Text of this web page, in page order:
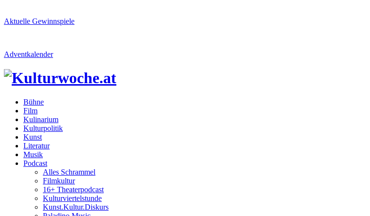
Aktuelle Gewinnspiele
Adventkalender
Bühne
Film
Kulinarium
Kulturpolitik
Kunst
Literatur
Musik
Podcast
Alles Schrammel
Filmkultur
16+ Theaterpodcast
Kulturviertelstunde
Kunst.Kultur.Diskurs